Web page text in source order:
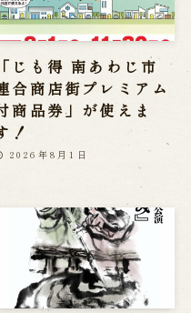
「じも得 南あわじ市
合商店街プレミアム
商品券」が使えま
！
2026年8月1日